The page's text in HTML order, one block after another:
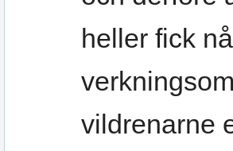
heller fick
vildrenarne